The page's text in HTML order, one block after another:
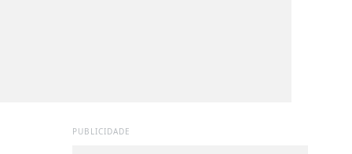
PUBLICIDADE